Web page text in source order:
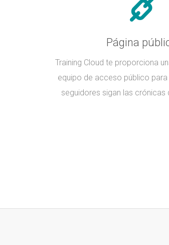
Página
Training Cloud te proporciona
equipo de acceso público
seguidores sigan las crónicas